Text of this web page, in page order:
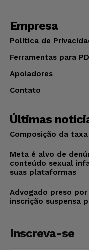
Empresa
Política de
Ferramentas para
Apoiadores
Contato
Últimas
Composição da
Meta é alvo de
conteúdo sexual
suas plataformas
Advogado preso
inscrição suspensa
Inscreva-se